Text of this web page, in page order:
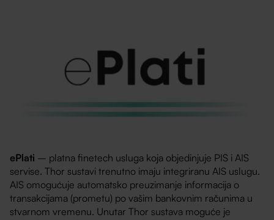
ePlati – platna finetech usluga koja objedinjuje PIS i AIS
servise. Thor sustavi trenutno imaju integriranu AIS uslugu.
AIS omogućuje automatsko preuzimanje informacija o
transakcijama (prometu) po vašim bankovnim računima u
stvarnom vremenu. Unutar Thor sustava moguće je